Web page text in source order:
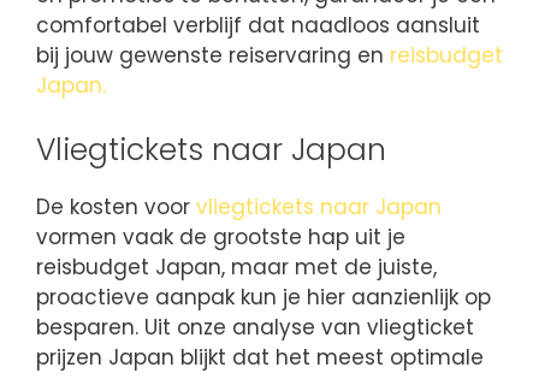
comfortabel verblijf dat naadloos aansluit
bij jouw gewenste reiservaring en reisbudget
Japan.
Vliegtickets naar Japan
De kosten voor vliegtickets naar Japan
vormen vaak de grootste hap uit je
reisbudget Japan, maar met de juiste,
proactieve aanpak kun je hier aanzienlijk op
besparen. Uit onze analyse van vliegticket
prijzen Japan blijkt dat het meest optimale